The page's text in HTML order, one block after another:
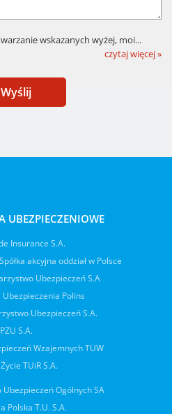
wskazanych wyżej, moi...
czytaj więcej »
Wyślij
UBEZPIECZENIOWE
Insurance S.A.
akcyjna oddział w Polsce
Ubezpieczeń S.A
Ubezpieczenia Polins
Ubezpieczeń S.A.
PZU S.A.
Wzajemnych TUW
TUiR S.A.
Ogólnych SA
Polska T.U. S.A.